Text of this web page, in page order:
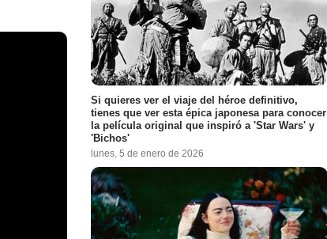
Si quieres ver el viaje del héroe definitivo,
tienes que ver esta épica japonesa para conocer
la película original que inspiró a 'Star Wars' y
'Bichos'
lunes, 5 de enero de 2026